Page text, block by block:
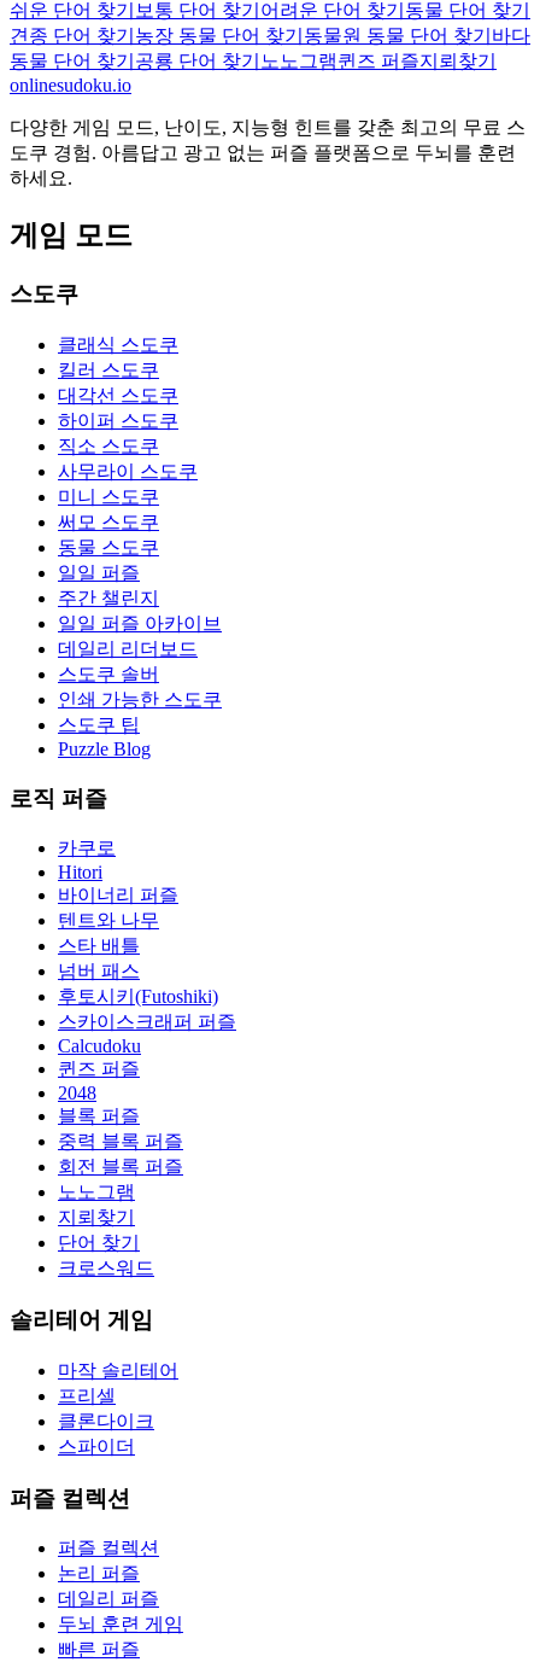
쉬운 단어 찾기 보통 단어 찾기 어려운 단어 찾기 동물 단어 찾기
견종 단어 찾기 농장 동물 단어 찾기 동물원 동물 단어 찾기 바다
동물 단어 찾기 공룡 단어 찾기 노노그램퀸즈 퍼즐지뢰찾기
onlinesudoku.io
다양한 게임 모드, 난이도, 지능형 힌트를 갖춘 최고의 무료 스
도쿠 경험. 아름답고 광고 없는 퍼즐 플랫폼으로 두뇌를 훈련
하세요.
게임 모드
스도쿠
클래식 스도쿠
킬러 스도쿠
대각선 스도쿠
하이퍼 스도쿠
직소 스도쿠
사무라이 스도쿠
미니 스도쿠
써모 스도쿠
동물 스도쿠
일일 퍼즐
주간 챌린지
일일 퍼즐 아카이브
데일리 리더보드
스도쿠 솔버
인쇄 가능한 스도쿠
스도쿠 팁
Puzzle Blog
로직 퍼즐
카쿠로
Hitori
바이너리 퍼즐
텐트와 나무
스타 배틀
넘버 패스
후토시키(Futoshiki)
스카이스크래퍼 퍼즐
Calcudoku
퀸즈 퍼즐
2048
블록 퍼즐
중력 블록 퍼즐
회전 블록 퍼즐
노노그램
지뢰찾기
단어 찾기
크로스워드
솔리테어 게임
마작 솔리테어
프리셀
클론다이크
스파이더
퍼즐 컬렉션
퍼즐 컬렉션
논리 퍼즐
데일리 퍼즐
두뇌 훈련 게임
빠른 퍼즐